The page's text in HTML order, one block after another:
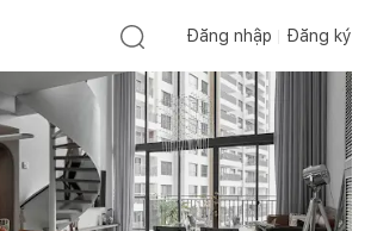
Đăng nhập Đăng ký